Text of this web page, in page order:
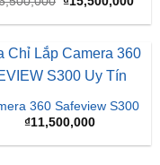
là:
tại
360 Safeview S300
₫11,500,000